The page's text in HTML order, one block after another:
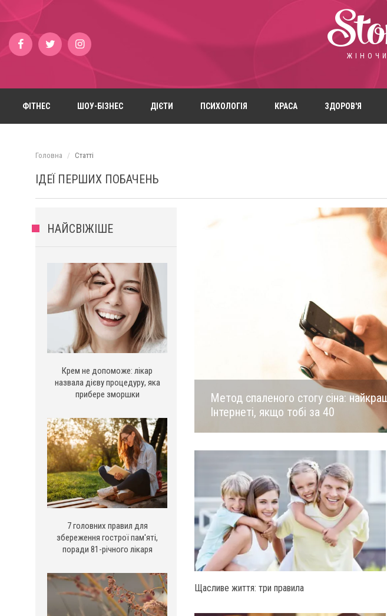
ФІТНЕС ШОУ-БІЗНЕС ДІЄТИ ПСИХОЛОГІЯ КРАСА ЗДОРОВ'Я
Головна Статті
ІДЕЇ ​​ПЕРШИХ ПОБАЧЕНЬ
НАЙСВІЖІШЕ
Крем не допоможе: лікар
назвала дієву процедуру, яка
прибере зморшки
7 головних правил для
збереження гострої пам'яті,
поради 81-річного лікаря
Метод спаленого стогу сіна:
Інтернеті, якщо тобі за 40
Щасливе життя: три правила